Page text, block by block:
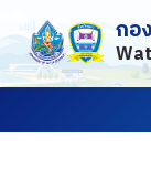
Skip
to
กอ